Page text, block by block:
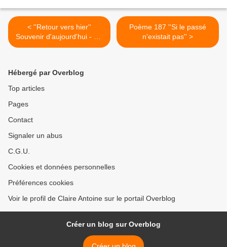
< ''Retour vers hier''
Souvenir d'aujourd'hui - No
comment - Damien Saez :
en lien direct avec le coeur :
Merci à Damien Saez qui
Amnéville en décembre
Poème 187 ''Si le passé
n'existait pas'' >
Hébergé par Overblog
Top articles
Pages
Contact
Signaler un abus
C.G.U.
Cookies et données personnelles
Préférences cookies
Voir le profil de Claire Antoine sur le portail Overblog
Créer un blog sur Overblog